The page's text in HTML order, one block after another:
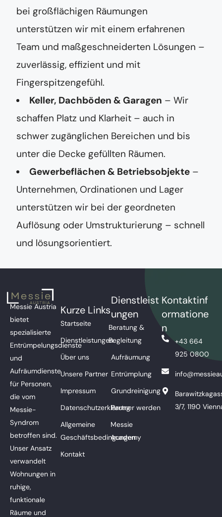
bei großflächigen Räumungen
unterstützen wir mit einem erfahrenen
Team und maßgeschneiderten Lösungen –
zuverlässig, effizient und mit
Fingerspitzengefühl.
Keller, Dachböden & Garagen – Wir
schaffen Platz und Klarheit – auch in
schwer zugänglichen Bereichen und bis
unter die Decke gefüllten Räumen.
Gewerbeflächen & Betriebsobjekte –
Unternehmen, Ordinationen und Lager
unterstützen wir bei der geordneten
Auflösung oder Umstrukturierung – schnell
und lösungsorientiert.
Messie Austria
bietet
spezialisierte
Entrümpelungsdienste
und
Aufräumdienste
für Personen,
die vom
Messie-
Syndrom
betroffen sind.
Unser Ansatz
verwandelt
Wohnungen in
ruhige,
funktionale
Räume und
Kurze Links
Startseite
Dienstleistungen
Über uns
Unsere Partner
Impressum
Datenschutzerklärung
Allgemeine
Geschäftsbedingungen
Kontakt
Dienstleist
ungen
Beratung &
Begleitung
Aufräumung
Entrümplung
Grundreinigung
Partner werden
Messie
Academy
Kontaktinf
ormatione
n
+43 664
925 0800
3/7, 1190